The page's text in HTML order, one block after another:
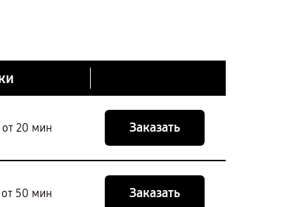
от 20 мин Заказать
от 50 мин Заказать